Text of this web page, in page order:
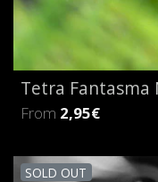
Tetra Fantasma
From 2,95€
SOLD OUT